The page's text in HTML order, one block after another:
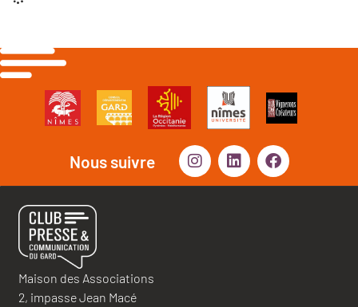
Nous suivre
Maison des Associations
2, impasse Jean Macé